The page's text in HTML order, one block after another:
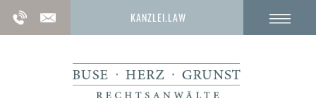
KANZLEI.LAW